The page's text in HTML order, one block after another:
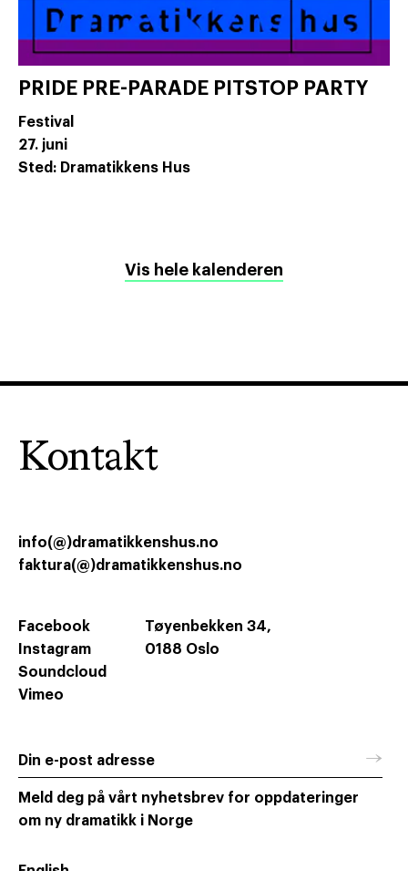
PRIDE PRE-PARADE PITSTOP PARTY
Festival
27. juni
Sted: Dramatikkens Hus
Vis hele kalenderen
Kontakt
Tøyenbekken 34,
0188 Oslo
info(@)dramatikkenshus.no
faktura(@)dramatikkenshus.no
Facebook
Instagram
Soundcloud
Vimeo
Din e-post adresse →
Meld deg på vårt nyhetsbrev for oppdateringer
om ny dramatikk i Norge